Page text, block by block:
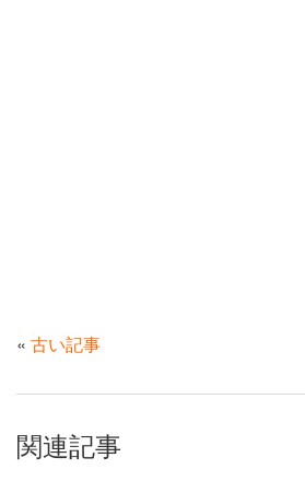
« 古い記事
関連記事